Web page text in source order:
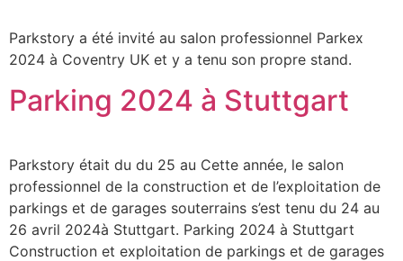
Parkstory a été invité au salon professionnel Parkex
2024 à Coventry UK et y a tenu son propre stand.
Parking 2024 à Stuttgart
Parkstory était du du 25 au Cette année, le salon
professionnel de la construction et de l’exploitation de
parkings et de garages souterrains s’est tenu du 24 au
26 avril 2024à Stuttgart. Parking 2024 à Stuttgart
Construction et exploitation de parkings et de garages